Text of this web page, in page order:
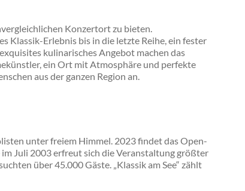
Konzertort zu bieten.
Klassik-Erlebnis bis in die letzte Reihe, ein fester
kulinarisches Angebot machen das
ein Ort mit Atmosphäre und perfekte
aus der ganzen Region an.
unter freiem Himmel. 2023 findet das Open-
Juli 2003 erfreut sich die Veranstaltung größter
über 45.000 Gäste. „Klassik am See“ zählt